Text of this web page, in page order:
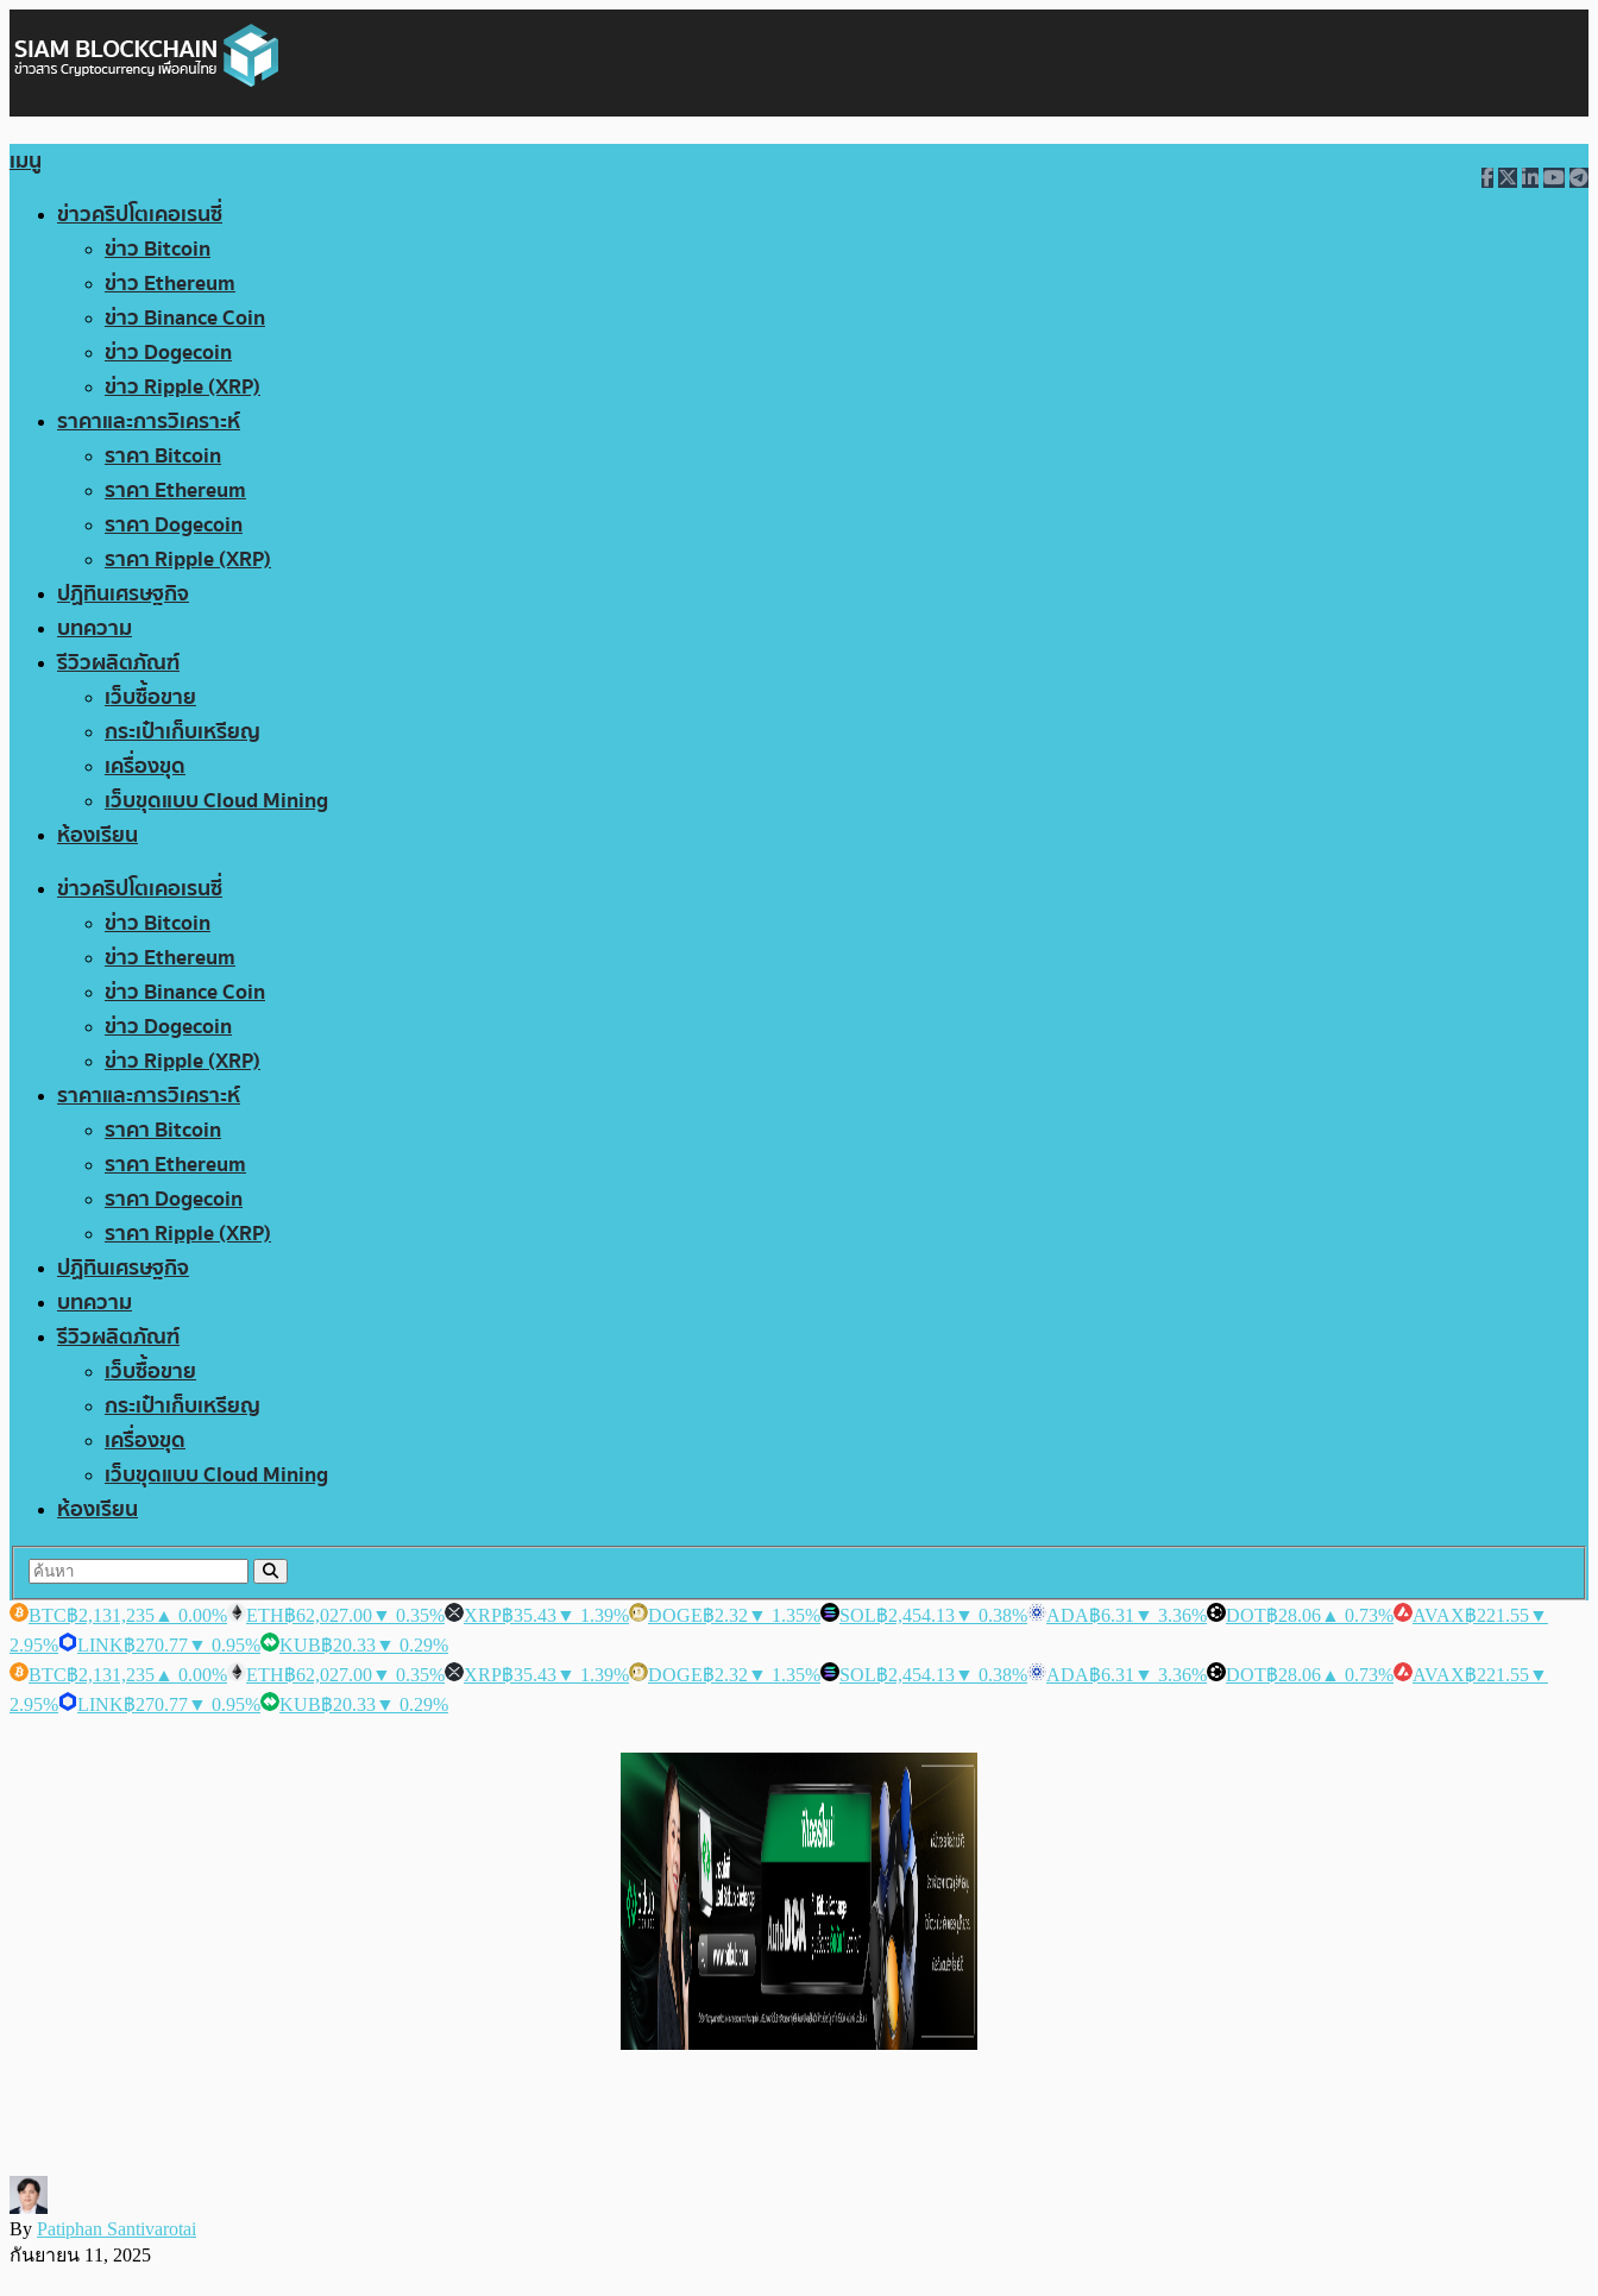
เมนู
ข่าวคริปโตเคอเรนซี่
ข่าว Bitcoin
ข่าว Ethereum
ข่าว Binance Coin
ข่าว Dogecoin
ข่าว Ripple (XRP)
ราคาและการวิเคราะห์
ราคา Bitcoin
ราคา Ethereum
ราคา Dogecoin
ราคา Ripple (XRP)
ปฏิทินเศรษฐกิจ
บทความ
รีวิวผลิตภัณฑ์
เว็บซื้อขาย
กระเป๋าเก็บเหรียญ
เครื่องขุด
เว็บขุดแบบ Cloud Mining
ห้องเรียน
ข่าวคริปโตเคอเรนซี่
ข่าว Bitcoin
ข่าว Ethereum
ข่าว Binance Coin
ข่าว Dogecoin
ข่าว Ripple (XRP)
ราคาและการวิเคราะห์
ราคา Bitcoin
ราคา Ethereum
ราคา Dogecoin
ราคา Ripple (XRP)
ปฏิทินเศรษฐกิจ
บทความ
รีวิวผลิตภัณฑ์
เว็บซื้อขาย
กระเป๋าเก็บเหรียญ
เครื่องขุด
เว็บขุดแบบ Cloud Mining
ห้องเรียน
BTC฿2,131,235 ▲ 0.00% ETH฿62,027.00▼ 0.35% XRP฿35.43▼ 1.39% DOGE฿2.32 ▼ 1.35% SOL฿2,454.13▼ 0.38% ADA฿6.31 ▼ 3.36% DOT฿28.06 ▲ 0.73% AVAX฿221.55▼
2.95%
LINK฿270.77▼ 0.95% KUB฿20.33▼ 0.29%
BTC฿2,131,235 ▲ 0.00% ETH฿62,027.00▼ 0.35% XRP฿35.43▼ 1.39% DOGE฿2.32 ▼ 1.35% SOL฿2,454.13▼ 0.38% ADA฿6.31 ▼ 3.36% DOT฿28.06 ▲ 0.73% AVAX฿221.55▼
2.95%
LINK฿270.77▼ 0.95% KUB฿20.33▼ 0.29%
By Patiphan Santivarotai
กันยายน 11, 2025